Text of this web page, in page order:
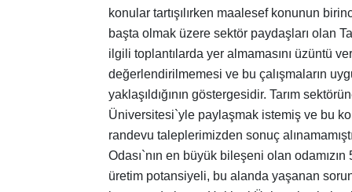
konular tartışılırken maalesef konunun
başta olmak üzere sektör paydaşları olan
ilgili toplantılarda yer almamasını üzüntü
değerlendirilmemesi ve bu çalışmaların
yaklaşıldığının göstergesidir. Tarım
Üniversitesi`yle paylaşmak istemiş ve bu
randevu taleplerimizden sonuç
Odası`nın en büyük bileşeni olan
üretim potansiyeli, bu alanda yaşanan